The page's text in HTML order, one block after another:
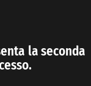
la seconda